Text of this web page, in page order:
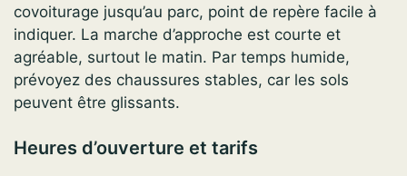
covoiturage jusqu’au parc, point de repère facile à
indiquer. La marche d’approche est courte et
agréable, surtout le matin. Par temps humide,
prévoyez des chaussures stables, car les sols
peuvent être glissants.
Heures d’ouverture et tarifs